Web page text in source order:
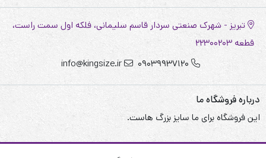
تبریز - شهرک صنعتی سردار قاسم سلیمانی، فلکه اول سمت راست،
قطعه 22300203
09039937120
info@kingsize.ir
درباره فروشگاه ما
این فروشگاه برای ما سایز بزرگ هاست.